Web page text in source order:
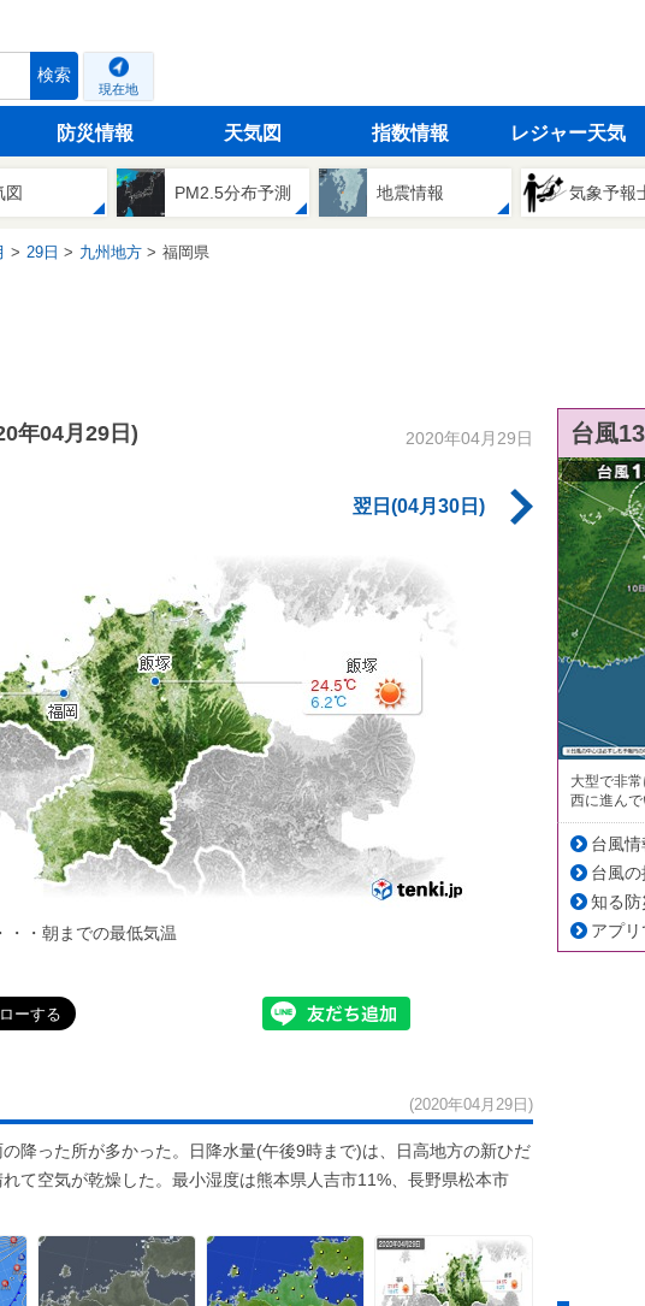
検索
現在地
防災情報 天気図 指数情報 レジャー天気
図 PM2.5分布予測 地震情報 気象予報
29日 九州地方 福岡県
年04月29日) 2020年04月29日
翌日(04月30日)
・・・朝までの最低気温
(2020年04月29日)
降った所が多かった。日降水量(午後9時まで)は、日高地方の新ひだ
て空気が乾燥した。最小湿度は熊本県人吉市11%、長野県松本市
台風
大型で非
西に進ん
台風
台風
知る防
アプ